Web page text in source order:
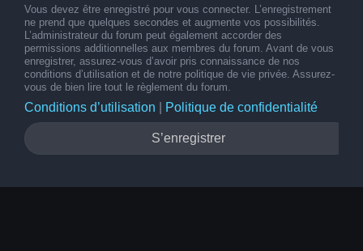
Vous devez être enregistré pour vous connecter. L’enregistrement
ne prend que quelques secondes et augmente vos possibilités.
L’administrateur du forum peut également accorder des
permissions additionnelles aux membres du forum. Avant de vous
enregistrer, assurez-vous d’avoir pris connaissance de nos
conditions d’utilisation et de notre politique de vie privée. Assurez-
vous de bien lire tout le règlement du forum.
Conditions d’utilisation Politique de confidentialité
S’enregistrer